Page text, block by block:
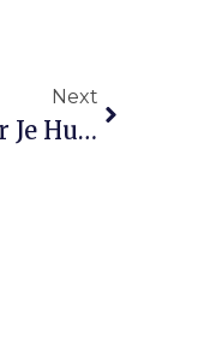
Next
Slimme Sloten: Wel Of Niet De Moeite Waard Voor Je Huis?